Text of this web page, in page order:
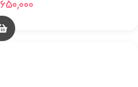
650,000